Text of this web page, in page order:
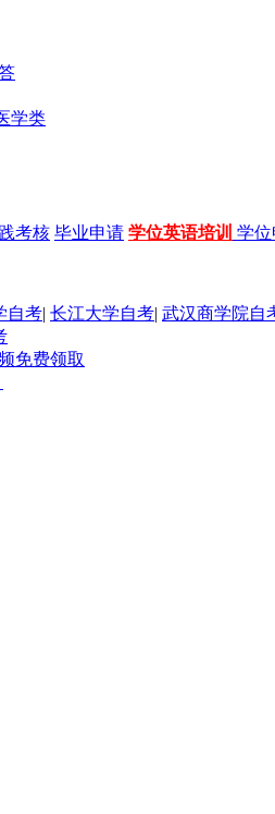
学类
考核 毕业申请 学位英语培训 学
自考| 长江大学自考| 武汉商学院自